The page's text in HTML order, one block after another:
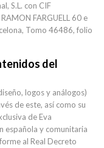
S.L. con CIF
FARGUELL 60 e
Tomo 46486, folio
del
logos y análogos)
de este, así como su
de Eva
española y comunitaria
al Real Decreto